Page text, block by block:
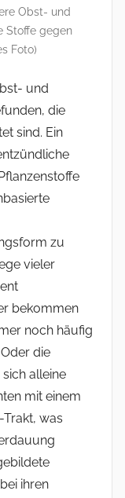
Obst- und
Stoffe gegen
Foto)
und
die
sind. Ein
zu
vieler
bekommen
noch häufig
die
alleine
mit einem
was
ihren